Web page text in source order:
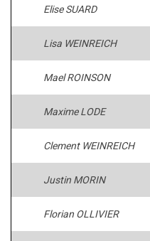
Elise SUARD
Lisa WEINREICH
Mael ROINSON
Maxime LODE
Clement WEINREICH
Justin MORIN
Florian OLLIVIER